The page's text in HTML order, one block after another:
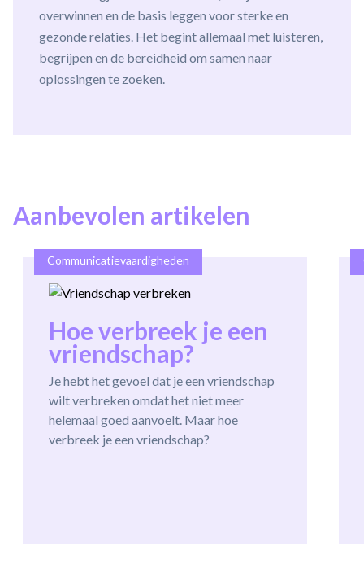
overwinnen en de basis leggen voor sterke en
gezonde relaties. Het begint allemaal met luisteren,
begrijpen en de bereidheid om samen naar
oplossingen te zoeken.
Aanbevolen artikelen
Communicatievaardigheden
Hoe verbreek je een
vriendschap?
Je hebt het gevoel dat je een vriendschap
wilt verbreken omdat het niet meer
helemaal goed aanvoelt. Maar hoe
verbreek je een vriendschap?